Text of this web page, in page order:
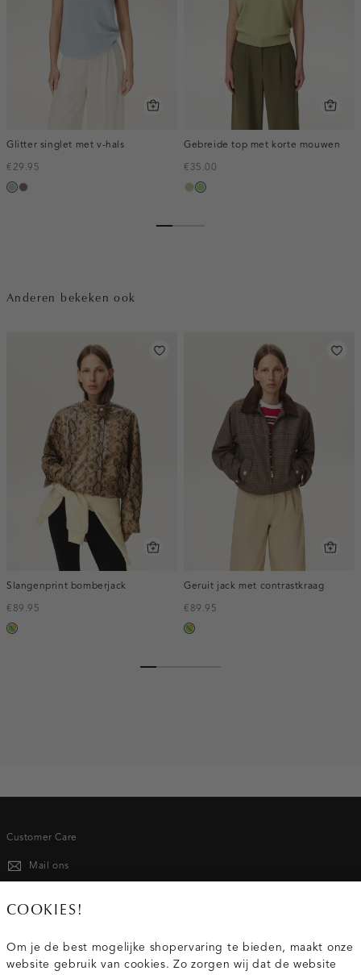
Glitter singlet met v-hals
€29.95
blauw,
taupe
Gebreide top met korte mouwen
€35.00
lichtzand
lichtgroen
Anderen bekeken ook
Slangenprint bomberjack
€89.95
meerkleurig
Geruit jack met contrastkraag
€89.95
meerkleurig
Customer Care
Mail ons
020 - 3412 667
COOKIES!
Om je de best mogelijke shopervaring te bieden, maakt onze
website gebruik van cookies. Zo zorgen wij dat de website